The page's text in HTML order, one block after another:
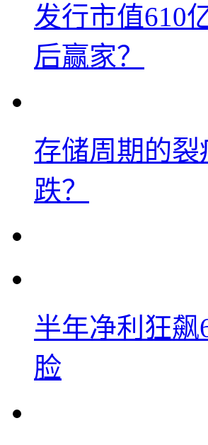
发行市值610
后赢家？
存储周期的
跌？
半年净利狂
脸